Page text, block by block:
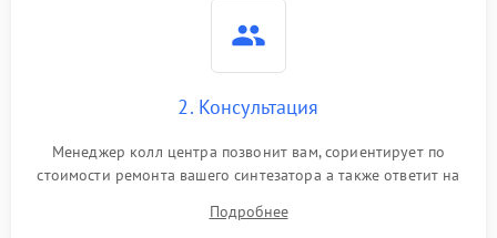
2. Консультация
Менеджер колл центра позвонит вам, сориентирует по
стоимости ремонта вашего синтезатора а также ответит на
Подробнее